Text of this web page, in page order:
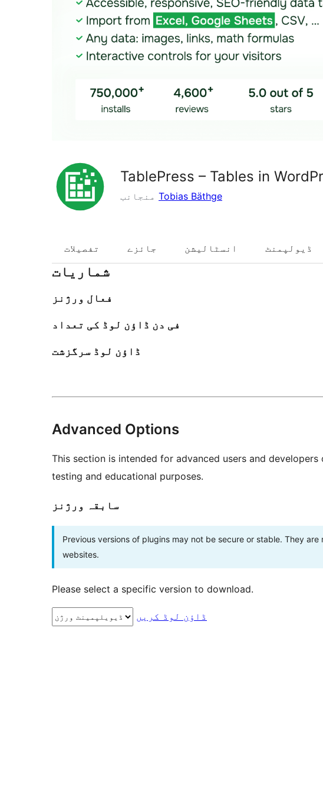
TablePress – Tables in
Tobias Bäthge
تفصیلات جائزے انسٹالیشن ڈیولپمنٹ
شماریات
فعال ورژنز
فی دن ڈاؤن لوڈ کی تعداد
ڈاؤن لوڈ سرگزشت
Advanced Options
This section is intended for advanced users and
testing and educational purposes.
سابقہ ورژنز
Previous versions of plugins may not be secure or stable. They
websites.
Please select a specific version to download.
ڈاؤن لوڈ کریں